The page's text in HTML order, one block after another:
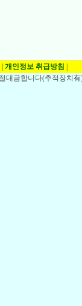
개인정보 취급방침
금합니다(추적장치